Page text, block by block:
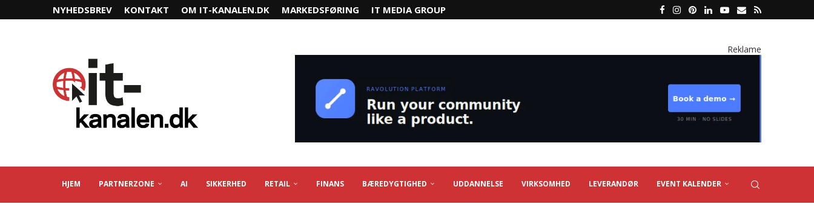
NYHEDSBREV KONTAKT OM IT-KANALEN.DK MARKEDSFØRING IT MEDIA GROUP
Reklame
HJEM PARTNERZONE AI SIKKERHED RETAIL FINANS BÆREDYGTIGHED UDDANNELSE VIRKSOMHED LEVERANDØR EVENT KALENDER